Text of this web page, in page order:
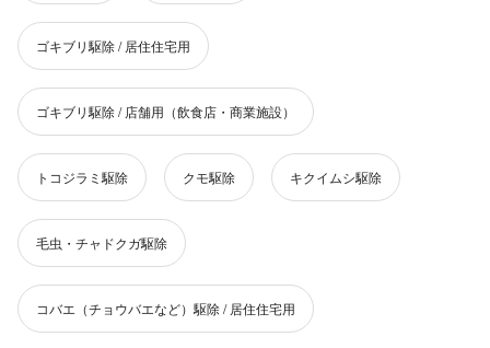
ゴキブリ駆除 / 居住住宅用
ゴキブリ駆除 / 店舗用（飲食店・商業施設）
トコジラミ駆除 クモ駆除 キクイムシ駆除
毛虫・チャドクガ駆除
コバエ（チョウバエなど）駆除 / 居住住宅用